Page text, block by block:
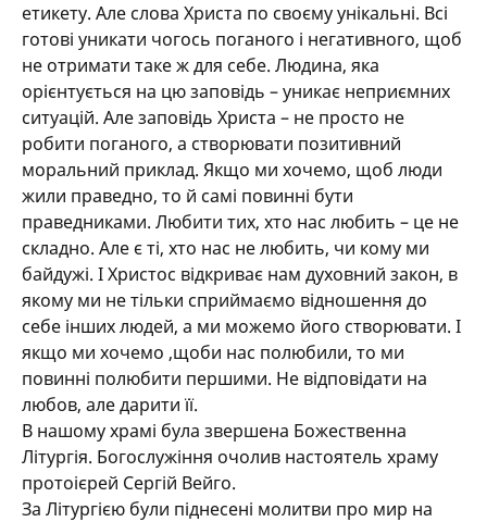
етикету. Але слова Христа по своєму унікальні. Всі
готові уникати чогось поганого і негативного, щоб
не отримати таке ж для себе. Людина, яка
орієнтується на цю заповідь – уникає неприємних
ситуацій. Але заповідь Христа – не просто не
робити поганого, а створювати позитивний
моральний приклад. Якщо ми хочемо, щоб люди
жили праведно, то й самі повинні бути
праведниками. Любити тих, хто нас любить – це не
складно. Але є ті, хто нас не любить, чи кому ми
байдужі. І Христос відкриває нам духовний закон, в
якому ми не тільки сприймаємо відношення до
себе інших людей, а ми можемо його створювати. І
якщо ми хочемо ,щоби нас полюбили, то ми
повинні полюбити першими. Не відповідати на
любов, але дарити її.
В нашому храмі була звершена Божественна
Літургія. Богослужіння очолив настоятель храму
протоієрей Сергій Вейго.
За Літургією були піднесені молитви про мир на